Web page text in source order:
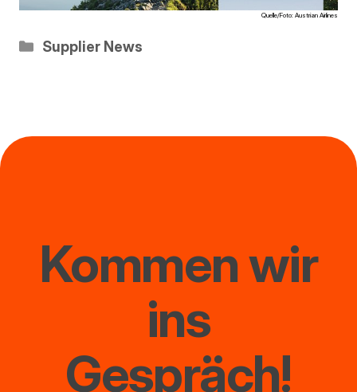
Quelle/Foto: Austrian Airlines
Kategorien
Supplier News
Kommen wir
ins
Gespräch!